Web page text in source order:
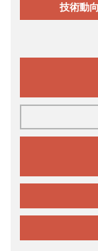
技術動